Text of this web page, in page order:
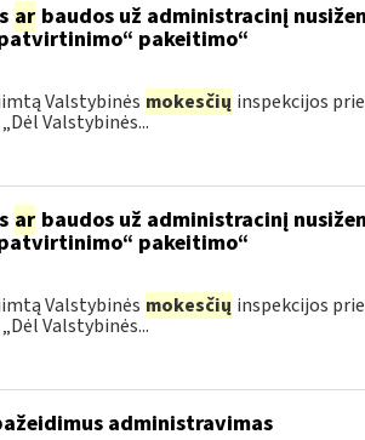
arbaudos už administracinį
pakeitimo“
Valstybinės mokesčių inspekcijos
Valstybinės...
arbaudos už administracinį
pakeitimo“
Valstybinės mokesčių inspekcijos
Valstybinės...
administravimas